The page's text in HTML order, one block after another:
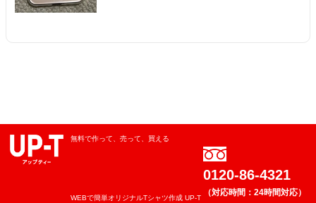
無料で作って、売って、買える
WEBで簡単オリジナルTシャツ作成 UP-T
0120-86-4321
（対応時間：24時間対応）